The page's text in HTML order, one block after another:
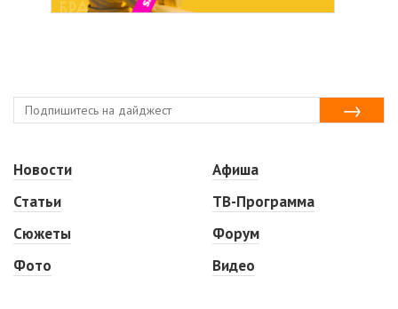
Новости
Статьи
Сюжеты
Фото
Афиша
ТВ-Программа
Форум
Видео